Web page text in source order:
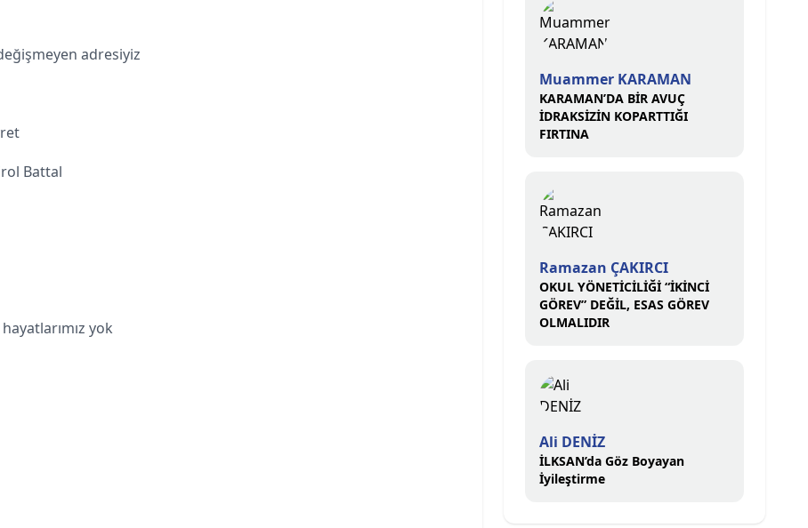
adresiyiz
Battal
yok
Muammer KARAMAN
KARAMAN’DA BİR AVUÇ
İDRAKSİZİN KOPARTTIĞI
FIRTINA
Ramazan ÇAKIRCI
OKUL YÖNETİCİLİĞİ “İKİNCİ
GÖREV” DEĞİL, ESAS GÖREV
OLMALIDIR
Ali DENİZ
İLKSAN’da Göz Boyayan
İyileştirme